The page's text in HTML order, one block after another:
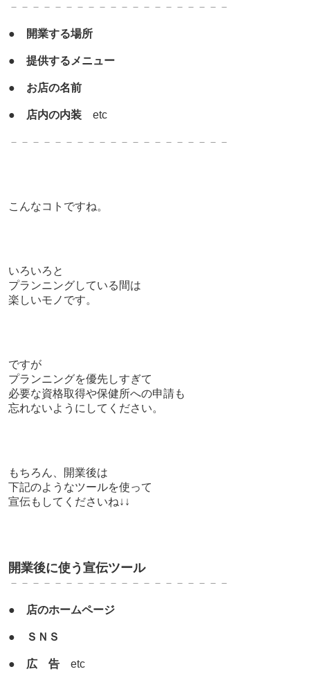
－－－－－－－－－－－－－－－－－－－－
● 開業する場所
● 提供するメニュー
● お店の名前
● 店内の内装etc
－－－－－－－－－－－－－－－－－－－－
こんなコトですね。
いろいろと
プランニングしている間は
楽しいモノです。
ですが
プランニングを優先しすぎて
必要な資格取得や保健所への申請も
忘れないようにしてください。
もちろん、
開業後は
下記のようなツールを使って
宣伝もしてくださいね↓↓
開業後に使う宣伝ツール
－－－－－－－－－－－－－－－－－－－－
● 店のホームページ
● ＳＮＳ
● 広 告etc